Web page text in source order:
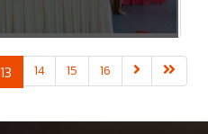
13(current)
14 15 16